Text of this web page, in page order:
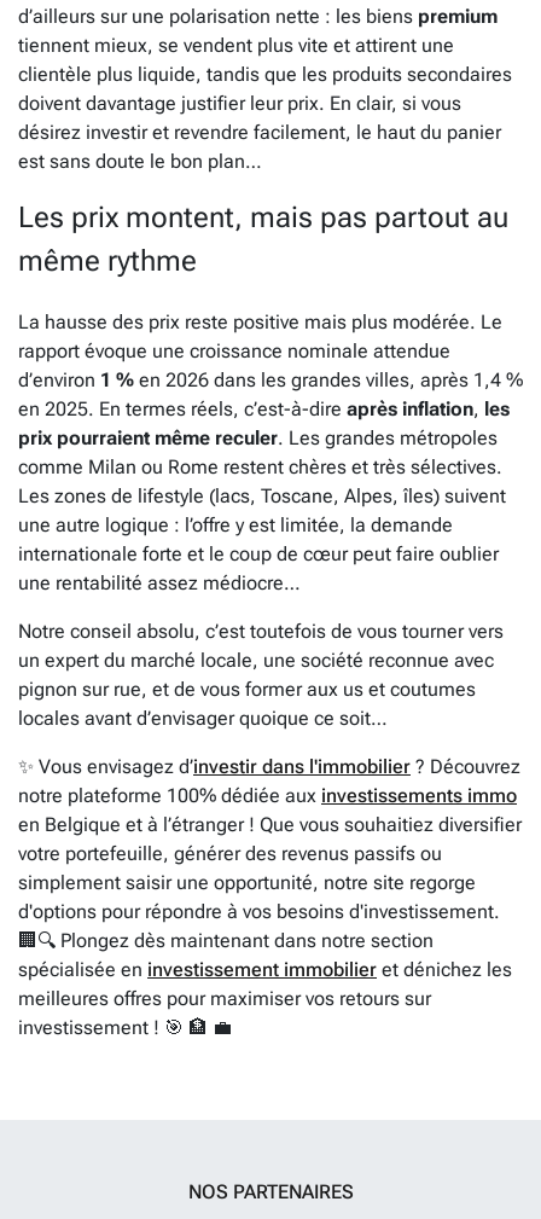
d’ailleurs sur une polarisation nette : les biens premium
tiennent mieux, se vendent plus vite et attirent une
clientèle plus liquide, tandis que les produits secondaires
doivent davantage justifier leur prix. En clair, si vous
désirez investir et revendre facilement, le haut du panier
est sans doute le bon plan…
Les prix montent, mais pas partout au
même rythme
La hausse des prix reste positive mais plus modérée. Le
rapport évoque une croissance nominale attendue
d’environ 1 % en 2026 dans les grandes villes, après 1,4 %
en 2025. En termes réels, c’est-à-dire après inflation, les
prix pourraient même reculer. Les grandes métropoles
comme Milan ou Rome restent chères et très sélectives.
Les zones de lifestyle (lacs, Toscane, Alpes, îles) suivent
une autre logique : l’offre y est limitée, la demande
internationale forte et le coup de cœur peut faire oublier
une rentabilité assez médiocre…
Notre conseil absolu, c’est toutefois de vous tourner vers
un expert du marché locale, une société reconnue avec
pignon sur rue, et de vous former aux us et coutumes
locales avant d’envisager quoique ce soit…
✨ Vous envisagez d’investir dans l'immobilier ? Découvrez
notre plateforme 100% dédiée aux investissements immo
en Belgique et à l’étranger ! Que vous souhaitiez diversifier
votre portefeuille, générer des revenus passifs ou
simplement saisir une opportunité, notre site regorge
d'options pour répondre à vos besoins d'investissement.
🏢🔍 Plongez dès maintenant dans notre section
spécialisée en investissement immobilier et dénichez les
meilleures offres pour maximiser vos retours sur
investissement ! 🎯 🏦 💼
NOS PARTENAIRES